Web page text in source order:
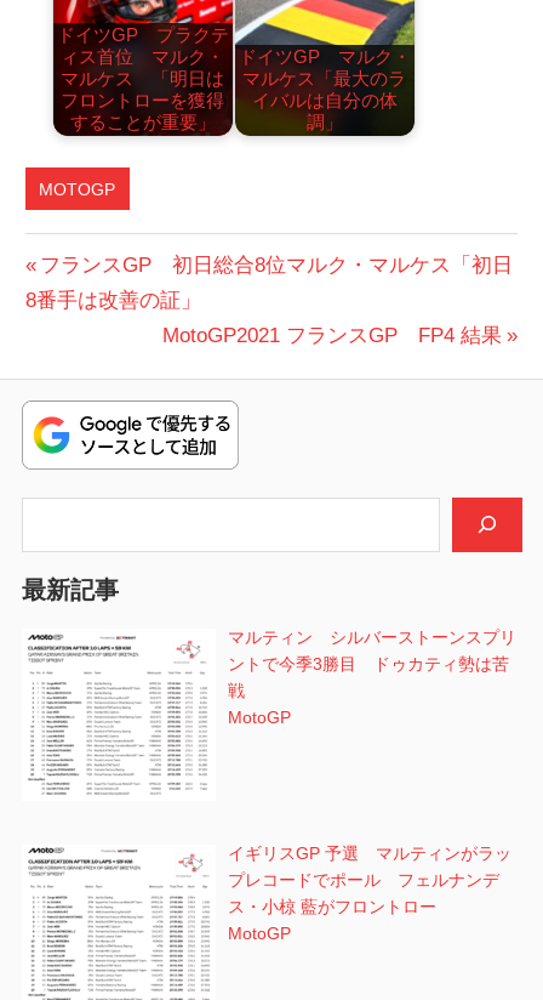
ドイツGP プラクテ
ィス首位 マルク・
マルケス 「明日は
フロントローを獲得
することが重要」
ドイツGP マルク・
マルケス「最大のラ
イバルは自分の体
調」
MOTOGP
ラ
ン
投
稿
ビ
ゲ
ー
シ
ョ
ン
前
の
フランスGP 初日総合8位マルク・マルケス「初日
8番手は改善の証」
次
投
稿:
MotoGP2021 フランスGP FP4 結果
最新記事
マルティン シルバーストーンスプリ
ントで今季3勝目 ドゥカティ勢は苦
戦
MotoGP
イギリスGP 予選 マルティンがラッ
プレコードでポール フェルナンデ
ス・小椋 藍がフロントロー
MotoGP